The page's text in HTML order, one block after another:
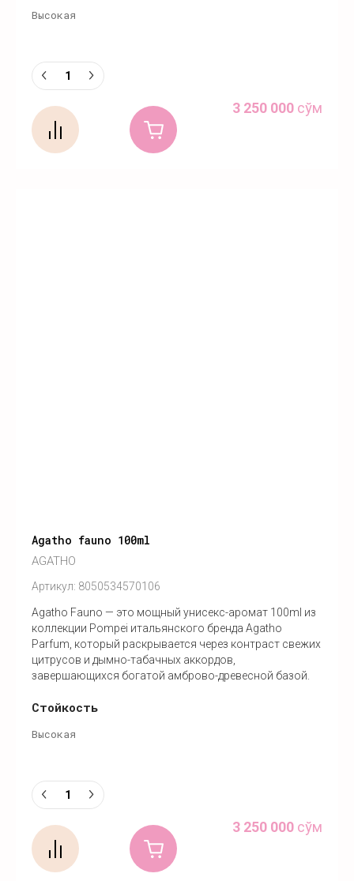
Высокая
3 250 000 сўм
Agatho fauno 100ml
AGATHO
Артикул: 8050534570106
Agatho Fauno — это мощный унисекс-аромат 100ml из
коллекции Pompei итальянского бренда Agatho
Parfum, который раскрывается через контраст свежих
цитрусов и дымно-табачных аккордов,
завершающихся богатой амброво-древесной базой.
Стойкость
Высокая
3 250 000 сўм